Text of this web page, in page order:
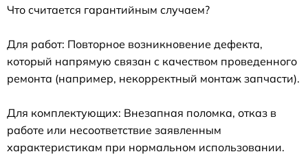
Что считается гарантийным случаем?
Для работ: Повторное возникновение дефекта,
который напрямую связан с качеством проведенного
ремонта (например, некорректный монтаж запчасти).
Для комплектующих: Внезапная поломка, отказ в
работе или несоответствие заявленным
характеристикам при нормальном использовании.